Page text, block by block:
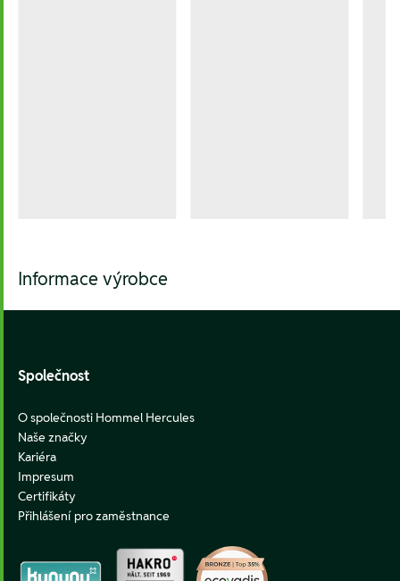
Informace výrobce
Společnost
O společnosti Hommel Hercules
Naše značky
Kariéra
Impresum
Certifikáty
Přihlášení pro zaměstnance